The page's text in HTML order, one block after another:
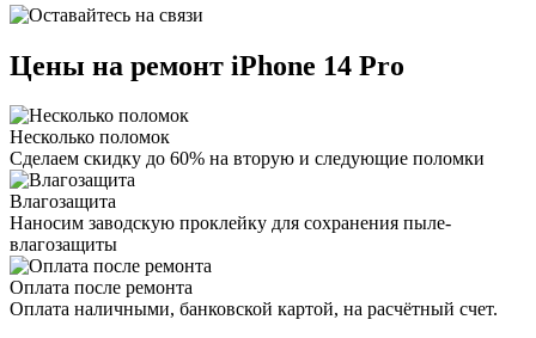
Цены на ремонт iPhone 14 Pro
Несколько поломок
Сделаем скидку до 60% на вторую и следующие поломки
Влагозащита
Наносим заводскую проклейку для сохранения пыле-
влагозащиты
Оплата после ремонта
Оплата наличными, банковской картой, на расчётный счет.